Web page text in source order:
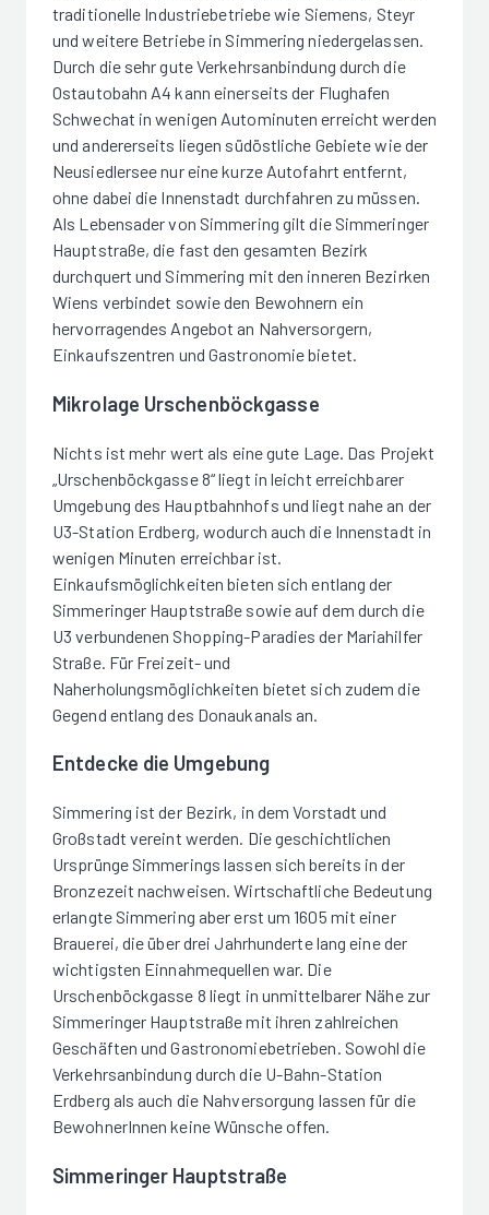
traditionelle Industriebetriebe wie Siemens, Steyr
und weitere Betriebe in Simmering niedergelassen.
Durch die sehr gute Verkehrsanbindung durch die
Ostautobahn A4 kann einerseits der Flughafen
Schwechat in wenigen Autominuten erreicht werden
und andererseits liegen südöstliche Gebiete wie der
Neusiedlersee nur eine kurze Autofahrt entfernt,
ohne dabei die Innenstadt durchfahren zu müssen.
Als Lebensader von Simmering gilt die Simmeringer
Hauptstraße, die fast den gesamten Bezirk
durchquert und Simmering mit den inneren Bezirken
Wiens verbindet sowie den Bewohnern ein
hervorragendes Angebot an Nahversorgern,
Einkaufszentren und Gastronomie bietet.
Mikrolage Urschenböckgasse
Nichts ist mehr wert als eine gute Lage. Das Projekt
„Urschenböckgasse 8“ liegt in leicht erreichbarer
Umgebung des Hauptbahnhofs und liegt nahe an der
U3-Station Erdberg, wodurch auch die Innenstadt in
wenigen Minuten erreichbar ist.
Einkaufsmöglichkeiten bieten sich entlang der
Simmeringer Hauptstraße sowie auf dem durch die
U3 verbundenen Shopping-Paradies der Mariahilfer
Straße. Für Freizeit- und
Naherholungsmöglichkeiten bietet sich zudem die
Gegend entlang des Donaukanals an.
Entdecke die Umgebung
Simmering ist der Bezirk, in dem Vorstadt und
Großstadt vereint werden. Die geschichtlichen
Ursprünge Simmerings lassen sich bereits in der
Bronzezeit nachweisen. Wirtschaftliche Bedeutung
erlangte Simmering aber erst um 1605 mit einer
Brauerei, die über drei Jahrhunderte lang eine der
wichtigsten Einnahmequellen war. Die
Urschenböckgasse 8 liegt in unmittelbarer Nähe zur
Simmeringer Hauptstraße mit ihren zahlreichen
Geschäften und Gastronomiebetrieben. Sowohl die
Verkehrsanbindung durch die U-Bahn-Station
Erdberg als auch die Nahversorgung lassen für die
BewohnerInnen keine Wünsche offen.
Simmeringer Hauptstraße